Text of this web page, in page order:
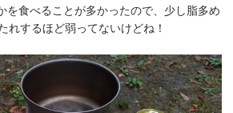
を食べることが多かったので、少し脂多め
するほど弱ってないけどね！